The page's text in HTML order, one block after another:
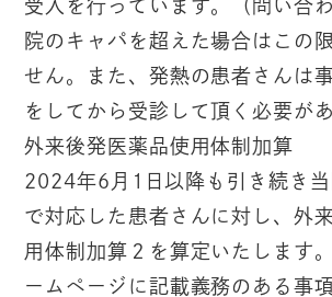
受入を行っています。（問い合
院のキャパを超えた場合はこの
せん。また、発熱の患者さんは
をしてから受診して頂く必要が
外来後発医薬品使用体制加算
2024年6月1日以降も引き続き
で対応した患者さんに対し、外
用体制加算２を算定いたします
ームページに記載義務のある事